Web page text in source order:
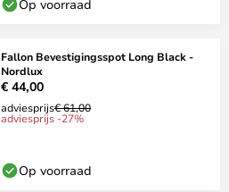
Op voorraad
Fallon Bevestigingsspot Long Black -
Nordlux
€ 44,00
adviesprijs€ 61,00
adviesprijs -27%
Op voorraad